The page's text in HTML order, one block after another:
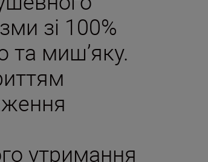
зі 100%
та миш’яку.
утримання